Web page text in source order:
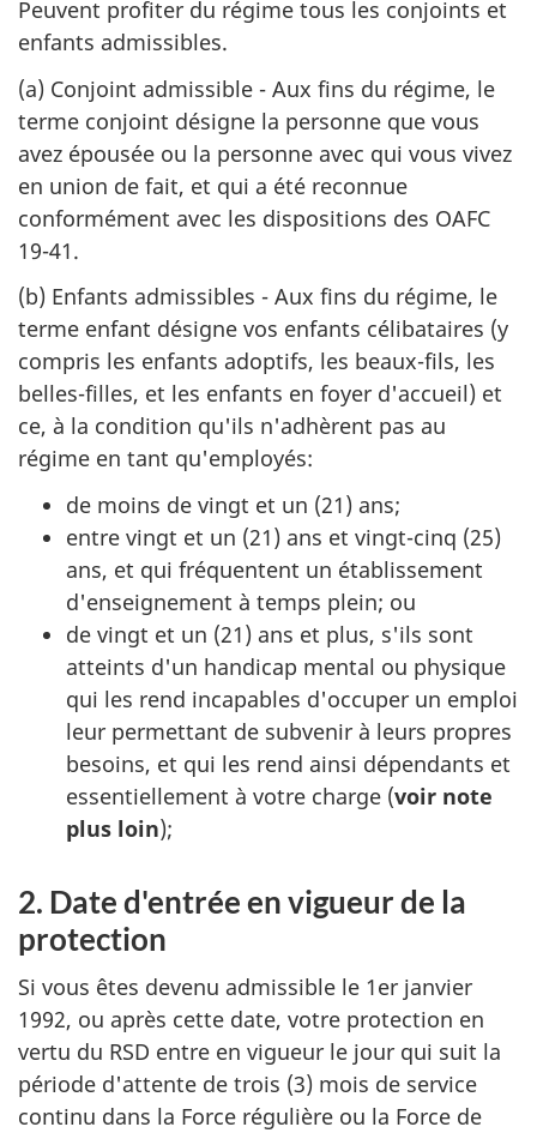
Peuvent profiter du régime tous les conjoints et
enfants admissibles.
(a) Conjoint admissible - Aux fins du régime, le
terme conjoint désigne la personne que vous
avez épousée ou la personne avec qui vous vivez
en union de fait, et qui a été reconnue
conformément avec les dispositions des OAFC
19-41.
(b) Enfants admissibles - Aux fins du régime, le
terme enfant désigne vos enfants célibataires (y
compris les enfants adoptifs, les beaux-fils, les
belles-filles, et les enfants en foyer d'accueil) et
ce, à la condition qu'ils n'adhèrent pas au
régime en tant qu'employés:
de moins de vingt et un (21) ans;
entre vingt et un (21) ans et vingt-cinq (25)
ans, et qui fréquentent un établissement
d'enseignement à temps plein; ou
de vingt et un (21) ans et plus, s'ils sont
atteints d'un handicap mental ou physique
qui les rend incapables d'occuper un emploi
leur permettant de subvenir à leurs propres
besoins, et qui les rend ainsi dépendants et
essentiellement à votre charge (voir note
plus loin);
2. Date d'entrée en vigueur de la
protection
Si vous êtes devenu admissible le 1er janvier
1992, ou après cette date, votre protection en
vertu du RSD entre en vigueur le jour qui suit la
période d'attente de trois (3) mois de service
continu dans la Force régulière ou la Force de